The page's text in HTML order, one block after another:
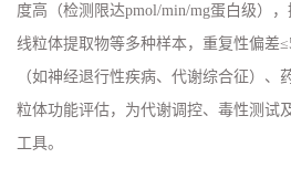
度高（检测限达pmol/min/mg蛋白级）
线粒体提取物等多种样本，重复性偏差
（如神经退行性疾病、代谢综合征）、
粒体功能评估，为代谢调控、毒性测试
工具。